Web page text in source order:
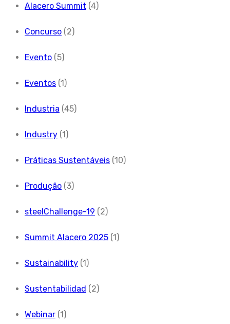
Alacero Summit (4)
Concurso (2)
Evento (5)
Eventos (1)
Industria (45)
Industry (1)
Práticas Sustentáveis (10)
Produção (3)
steelChallenge-19 (2)
Summit Alacero 2025 (1)
Sustainability (1)
Sustentabilidad (2)
Webinar (1)